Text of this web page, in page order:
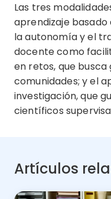
Las tres
aprendizaje
la autonomía y el
docente como
en retos, que
comunidades; y el
investigación, que
científicos
Artículos